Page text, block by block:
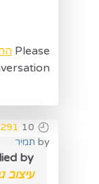
Please
10 years 8 months ago
by תמיר
by
עיצוב